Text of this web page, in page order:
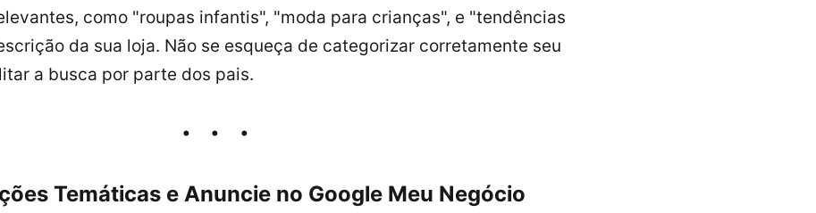
como "roupas infantis", "moda para crianças", e "tendências
da sua loja. Não se esqueça de categorizar corretamente seu
a busca por parte dos pais.
Temáticas e Anuncie no Google Meu Negócio